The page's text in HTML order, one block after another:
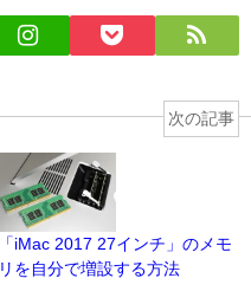
次の記事
「iMac 2017 27インチ」のメモ
リを自分で増設する方法